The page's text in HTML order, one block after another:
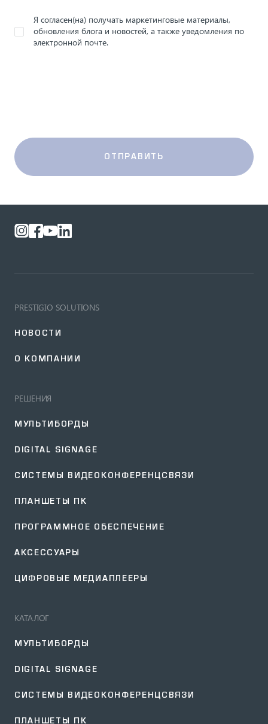
Я согласен(на) получать маркетинговые материалы,
обновления блога и новостей, а также уведомления по
электронной почте.
ОТПРАВИТЬ
PRESTIGIO SOLUTIONS
НОВОСТИ
О КОМПАНИИ
РЕШЕНИЯ
МУЛЬТИБОРДЫ
DIGITAL SIGNAGE
СИСТЕМЫ ВИДЕОКОНФЕРЕНЦСВЯЗИ
ПЛАНШЕТЫ ПК
ПРОГРАММНОЕ ОБЕСПЕЧЕНИЕ
АКСЕССУАРЫ
ЦИФРОВЫЕ МЕДИАПЛЕЕРЫ
КАТАЛОГ
МУЛЬТИБОРДЫ
DIGITAL SIGNAGE
СИСТЕМЫ ВИДЕОКОНФЕРЕНЦСВЯЗИ
ПЛАНШЕТЫ ПК